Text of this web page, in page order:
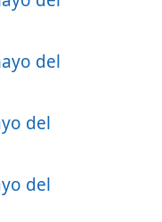
del
del
del